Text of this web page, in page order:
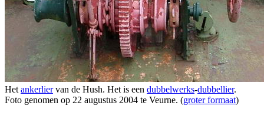
Het ankerliervan de Hush. Het is een dubbelwerks-dubbellier.
Foto genomen op 22 augustus 2004 te Veurne. (groter formaat)